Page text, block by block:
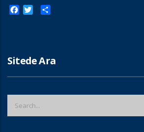
Facebook
Twitter
Sitede Ara